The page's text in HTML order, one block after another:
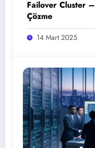
Failover Cluster
Çözme
14 Mart 2025